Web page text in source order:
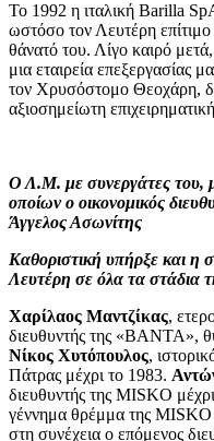
Το 1992 η ιταλική Barilla
ωστόσο τον Λευτέρη επίτιμο
θάνατό του. Λίγο καιρό
μια εταιρεία επεξεργασίας
τον Χρυσόστομο Θεοχάρη,
αξιοσημείωτη
Ο Λ.Μ. με συνεργάτες του,
οποίων ο οικονομικός
Άγγελος Ασωνίτης
Καθοριστική υπήρξε και η
Λευτέρη σε όλα τα στάδια
Χαρίλαος Μαντζίκας,
διευθυντής της «BANTA»,
Νίκος Χυτόπουλος,
Πάτρας μέχρι το 1983.
διευθυντής της MISKO
γέννημα θρέμμα της
στη συνέχεια ο επόμενος